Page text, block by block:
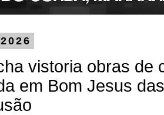
vistoria obras de
em Bom Jesus